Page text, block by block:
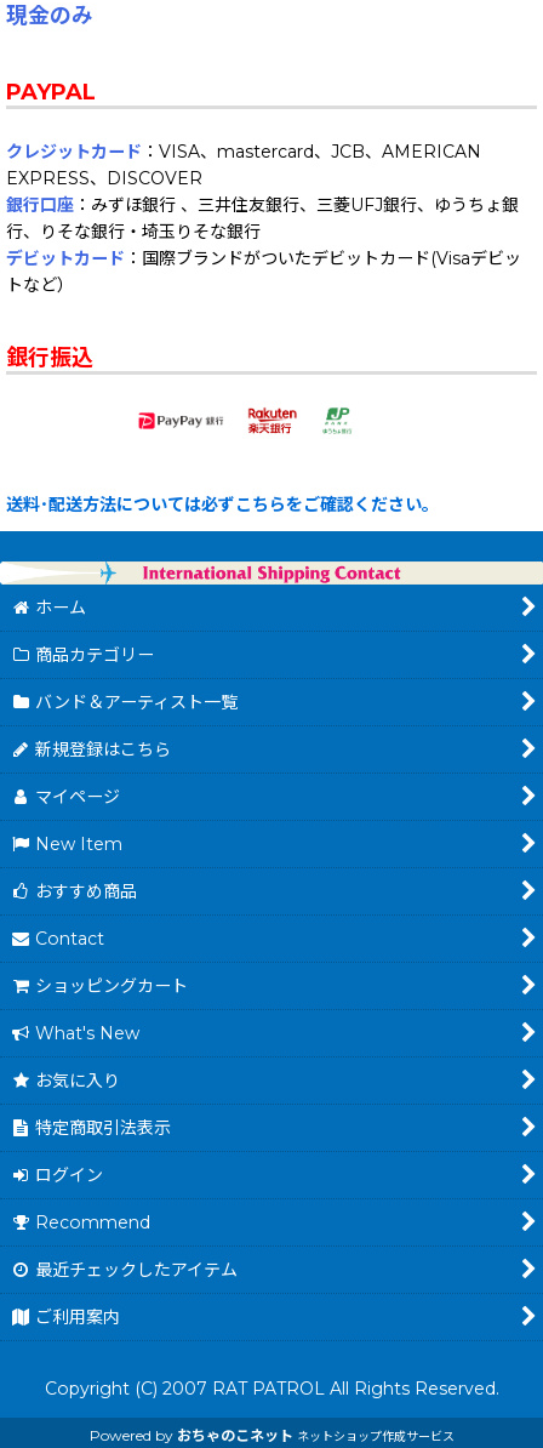
現金のみ
PAYPAL
クレジットカード ：VISA、mastercard、JCB、AMERICAN
EXPRESS、DISCOVER
銀行口座 ：みずほ銀行 、三井住友銀行、三菱UFJ銀行、ゆうちょ銀
行、りそな銀行・埼玉りそな銀行
デビットカード ：国際ブランドがついたデビットカード(Visaデビッ
トなど）
銀行振込
送料･配送方法については必ずこちらをご確認ください。
ホーム
商品カテゴリー
バンド＆アーティスト一覧
新規登録はこちら
マイページ
New Item
おすすめ商品
Contact
ショッピングカート
What's New
お気に入り
特定商取引法表示
ログイン
Recommend
最近チェックしたアイテム
ご利用案内
Copyright (C) 2007 RAT PATROL All Rights Reserved.
Powered by おちゃのこネット ネットショップ作成サービス